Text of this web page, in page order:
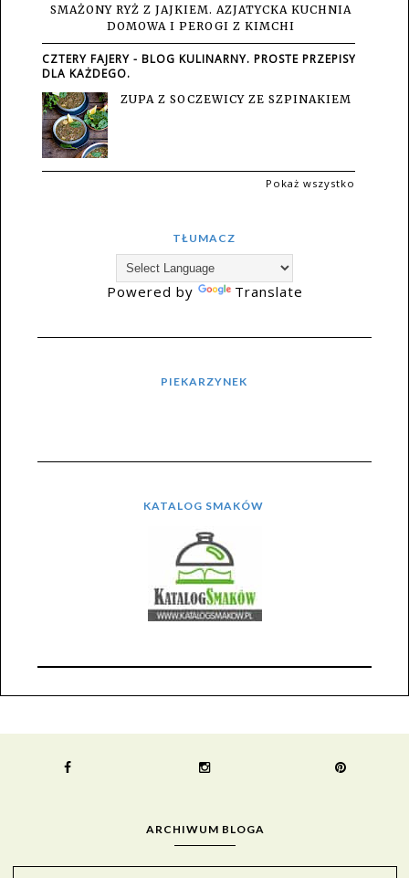
SMAŻONY RYŻ Z JAJKIEM. AZJATYCKA KUCHNIA
DOMOWA I PEROGI Z KIMCHI
CZTERY FAJERY - BLOG KULINARNY. PROSTE PRZEPISY
DLA KAŻDEGO.
ZUPA Z SOCZEWICY ZE SZPINAKIEM
Pokaż wszystko
TŁUMACZ
Powered by Translate
PIEKARZYNEK
KATALOG SMAKÓW
ARCHIWUM BLOGA